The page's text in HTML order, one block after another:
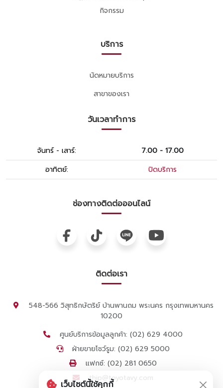
เว็บไซต์นี้ใช้คุกกี้
กิจกรรม
บริการ
นัดหมายบริการ
สาขาของเรา
วันเวลาทำการ
จันทร์ - เสาร์:
7.00 - 17.00
อาทิตย์:
ปิดบริการ
ช่องทางติดต่อออนไลน์
ติดต่อเรา
548-566 วิสุทธิกษัตริย์ บ้านพานถม พระนคร กรุงเทพมหานคร
10200
ศูนย์บริการข้อมูลลูกค้า: (02) 629 4000
ฝ่ายขายโชว์รูม: (02) 629 5000
แฟกซ์: (02) 281 0650
thip@toyotavy.com